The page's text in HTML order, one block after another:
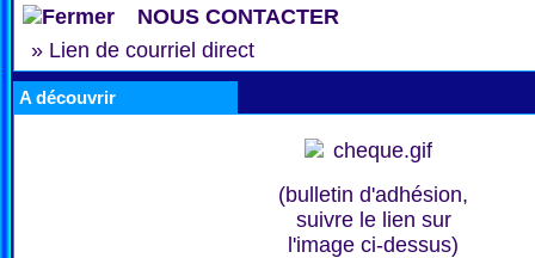
NOUS CONTACTER
» Lien de courriel direct
A découvrir
(bulletin d'adhésion,
suivre le lien sur
l'image ci-dessus)